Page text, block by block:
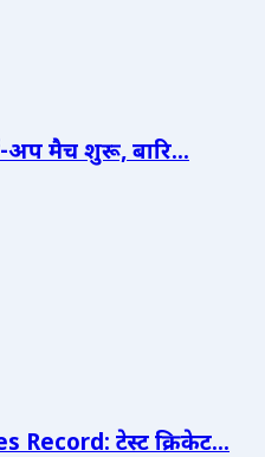
अप मैच शुरू, बारि...
Record: टेस्ट क्रिकेट...